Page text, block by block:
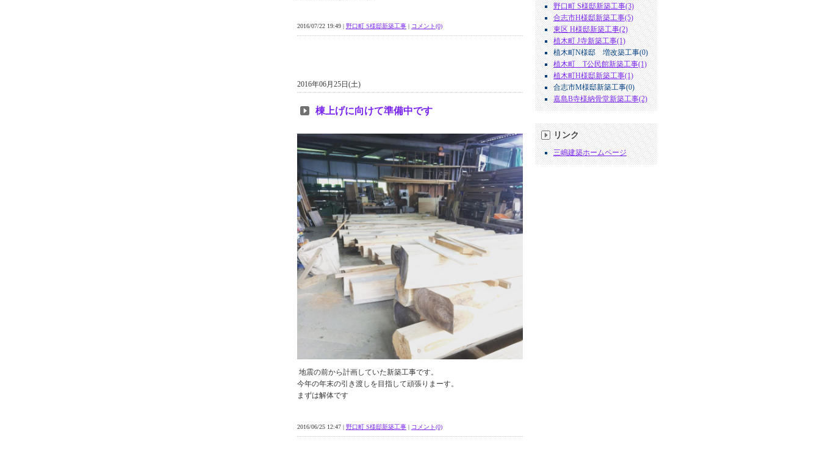
2016/07/22 19:49 | 野口町 S様邸新築工事 | コメント(0)
2016年06月25日(土)
棟上げに向けて準備中です
地震の前から計画していた新築工事です。
今年の年末の引き渡しを目指して頑張りまーす。
まずは解体です
2016/06/25 12:47 | 野口町 S様邸新築工事 | コメント(0)
野口町 S様邸新築工事(3)
合志市H様邸新築工事(5)
東区 H様邸新築工事(2)
植木町 J寺新築工事(1)
植木町N様邸 増改築工事(0)
植木町 T公民館新築工事(1)
植木町H様邸新築工事(1)
合志市M様邸新築工事(0)
嘉島B寺様納骨堂新築工事(2)
リンク
三嶋建築ホームページ